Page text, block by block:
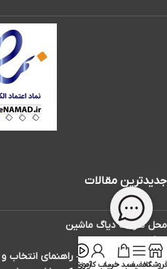
جدیدترین مقالات
محل سوکت دیاگ ماشین
دیاگ تاکسی دارها
بهترین دیاگ ماشین – راهنمای انتخاب
فروشگاهتخفیفسبد خریدحساب کاربری
آموزش